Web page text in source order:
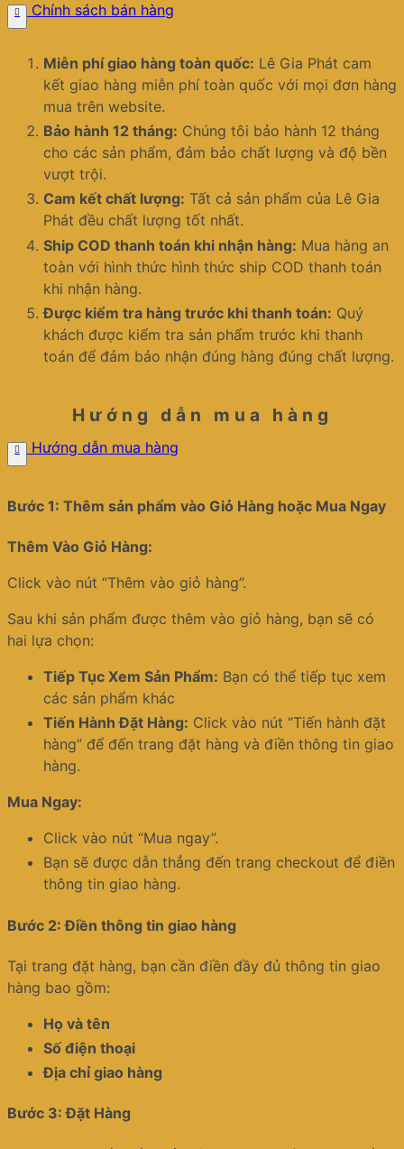
Chính sách bán hàng
Miễn phí giao hàng toàn quốc: Lê Gia Phát cam
kết giao hàng miễn phí toàn quốc với mọi đơn hàng
mua trên website.
Bảo hành 12 tháng: Chúng tôi bảo hành 12 tháng
cho các sản phẩm, đảm bảo chất lượng và độ bền
vượt trội.
Cam kết chất lượng: Tất cả sản phẩm của Lê Gia
Phát đều chất lượng tốt nhất.
Ship COD thanh toán khi nhận hàng: Mua hàng an
toàn với hình thức hình thức ship COD thanh toán
khi nhận hàng.
Được kiểm tra hàng trước khi thanh toán: Quý
khách được kiểm tra sản phẩm trước khi thanh
toán để đảm bảo nhận đúng hàng đúng chất lượng.
Hướng dẫn mua hàng
Hướng dẫn mua hàng
Bước 1: Thêm sản phẩm vào Giỏ Hàng hoặc Mua Ngay
Thêm Vào Giỏ Hàng:
Click vào nút “Thêm vào giỏ hàng”.
Sau khi sản phẩm được thêm vào giỏ hàng, bạn sẽ có
hai lựa chọn:
Tiếp Tục Xem Sản Phẩm: Bạn có thể tiếp tục xem
các sản phẩm khác
Tiến Hành Đặt Hàng: Click vào nút “Tiến hành đặt
hàng” để đến trang đặt hàng và điền thông tin giao
hàng.
Mua Ngay:
Click vào nút “Mua ngay”.
Bạn sẽ được dẫn thẳng đến trang checkout để điền
thông tin giao hàng.
Bước 2: Điền thông tin giao hàng
Tại trang đặt hàng, bạn cần điền đầy đủ thông tin giao
hàng bao gồm:
Họ và tên
Số điện thoại
Địa chỉ giao hàng
Bước 3: Đặt Hàng